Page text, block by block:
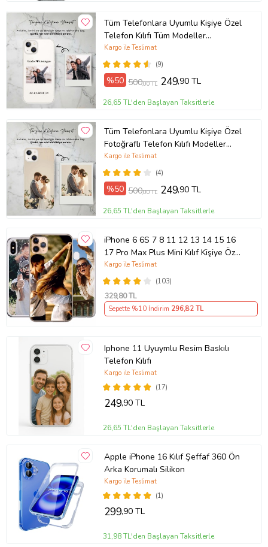
Tüm Telefonlara Uyumlu Kişiye Özel
Telefon Kılıfı Tüm Modeller
Açıklamada
(9)
Kargo ile Teslimat
%50 500,00 TL 249,90 TL
26,65 TL'den Başlayan Taksitlerle
Tüm Telefonlara Uyumlu Kişiye Özel
Fotoğraflı Telefon Kılıfı Modeller
Açıklamada
(4)
Kargo ile Teslimat
%50 500,00 TL 249,90 TL
26,65 TL'den Başlayan Taksitlerle
iPhone 6 6S 7 8 11 12 13 14 15 16
17 Pro Max Plus Mini Kılıf Kişiye Özel
Resimli Fotoğraflı Silikon
(103)
Kargo ile Teslimat
329,80 TL
Sepette %10 İndirim 296,82 TL
Iphone 11 Uyuymlu Resim Baskılı
Telefon Kılıfı
(17)
Kargo ile Teslimat
249,90 TL
26,65 TL'den Başlayan Taksitlerle
Apple iPhone 16 Kılıf Şeffaf 360 Ön
Arka Korumalı Silikon
(1)
Kargo ile Teslimat
299,90 TL
31,98 TL'den Başlayan Taksitlerle